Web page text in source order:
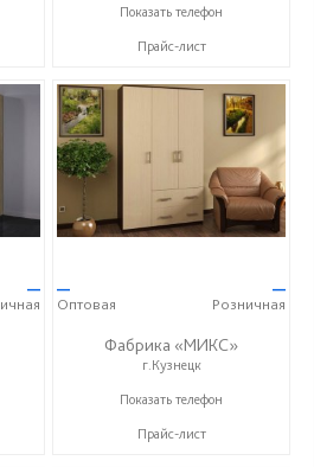
+7 (937) 423-36-37
Показать телефон
Прайс-лист
— —
Оптовая
—
Розничная
Фабрика «МИКС»
г.Кузнецк
+7 (937) 423-36-37
Показать телефон
Прайс-лист